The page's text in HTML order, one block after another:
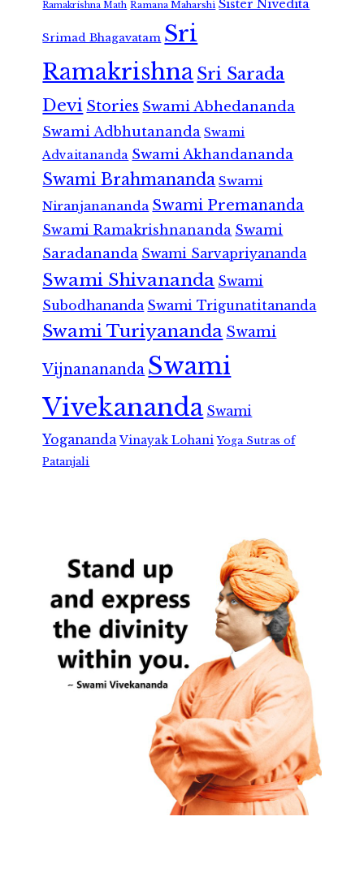
Ramakrishna Math Ramana Maharshi Sister Nivedita
Srimad Bhagavatam Sri
RamakrishnaSri Sarada
Devi Stories Swami Abhedananda
Swami Adbhutananda Swami
Advaitananda Swami Akhandananda
Swami Brahmananda Swami
Niranjanananda Swami Premananda
Swami Ramakrishnananda Swami
Saradananda Swami Sarvapriyananda
Swami Shivananda Swami
Subodhananda Swami Trigunatitananda
Swami Turiyananda Swami
Vijnanananda Swami
Vivekananda Swami
Yogananda Vinayak Lohani Yoga Sutras of
Patanjali